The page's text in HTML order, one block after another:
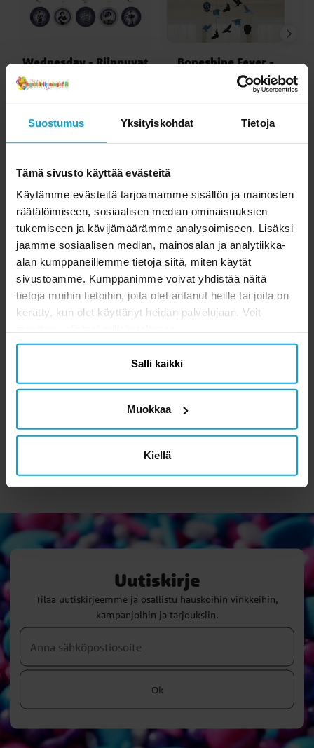
Suostumus Yksityiskohdat Tietoja
Tämä sivusto käyttää evästeitä
Käytämme evästeitä tarjoamamme sisällön ja mainosten
räätälöimiseen, sosiaalisen median ominaisuuksien
tukemiseen ja kävijämäärämme analysoimiseen. Lisäksi
jaamme sosiaalisen median, mainosalan ja analytiikka-
alan kumppaneillemme tietoja siitä, miten käytät
sivustoamme. Kumppanimme voivat yhdistää näitä
tietoja muihin tietoihin, joita olet antanut heille tai joita on
kerätty, kun olet käyttänyt heidän palvelujaan. Voit
Salli kaikki
Muokkaa
Kiellä
Wednesday - Riippuvat
Swirl-koristeet
Hinta:4,90 €
4,90 €
OSTA
Boneshine Fever -
Riippuva koriste
Hinta:14,90 €
14,90 €
Toiset asiakkaat ostivat myös
Muoviliina - Musta
137x274 cm
OSTA
Korpin luuranko 18,5 cm
OSTA
Uutiskirje
Tilaa uutiskirjeemme ja osallistu hauskoihin vinkkeihin,
kampanjoihin ja tarjouksiin.
Ok